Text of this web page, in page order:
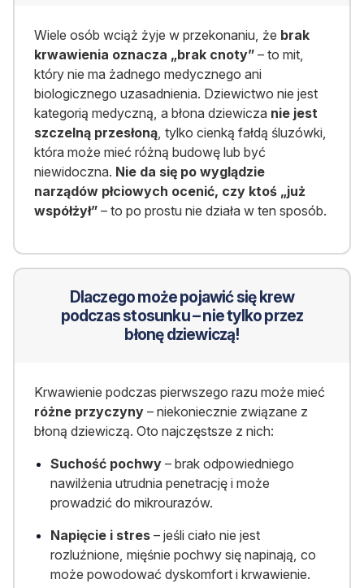
Wiele osób wciąż żyje w przekonaniu, że brak
krwawienia oznacza „brak cnoty”– to mit,
który nie ma żadnego medycznego ani
biologicznego uzasadnienia. Dziewictwo nie jest
kategorią medyczną, a błona dziewicza nie jest
szczelną przesłoną, tylko cienką fałdą śluzówki,
która może mieć różną budowę lub być
niewidoczna. Nie da się po wyglądzie
narządów płciowych ocenić, czy ktoś „już
współżył”– to po prostu nie działa w ten sposób.
Dlaczego może pojawić się krew
podczas stosunku – nie tylko przez
błonę dziewiczą!
Krwawienie podczas pierwszego razu może mieć
różne przyczyny– niekoniecznie związane z
błoną dziewiczą. Oto najczęstsze z nich:
Suchość pochwy– brak odpowiedniego
nawilżenia utrudnia penetrację i może
prowadzić do mikrourazów.
Napięcie i stres– jeśli ciało nie jest
rozluźnione, mięśnie pochwy się napinają, co
może powodować dyskomfort i krwawienie.